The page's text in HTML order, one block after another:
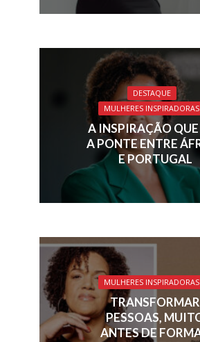
DESTAQUE
MULHERES INSPIRADORAS
A INSPIRAÇÃO
A PONTE ENTRE
E PORTUGAL
MULHERES INSPIRADORAS
TRANSFORMAR
PESSOAS,
ANTES DE